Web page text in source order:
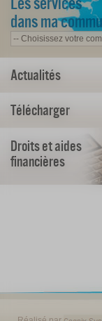
dans ma
Actualités
Télécharger
Droits et aides
financières